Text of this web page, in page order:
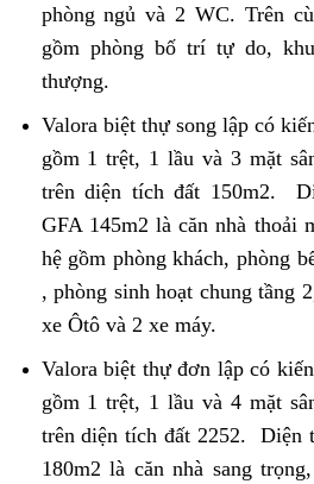
phòng ngủ và 2 WC. Trên
gồm phòng bố trí tự do,
thượng.
Valora biệt thự song lập có
gồm 1 trệt, 1 lầu và 3 mặt
trên diện tích đất 150m2.
GFA 145m2 là căn nhà thoải
hệ gồm phòng khách, phòng
, phòng sinh hoạt chung tầng
xe Ôtô và 2 xe máy.
Valora biệt thự đơn lập có
gồm 1 trệt, 1 lầu và 4 mặt
trên diện tích đất 2252. Diện
180m2 là căn nhà sang